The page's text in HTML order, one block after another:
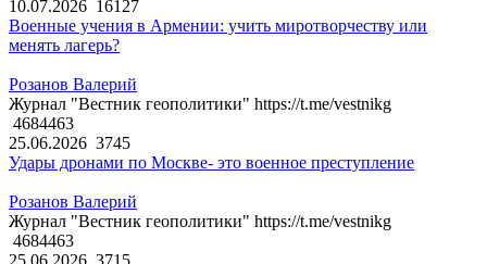
10.07.2026 16127
Военные учения в Армении: учить миротворчеству или
менять лагерь?
Розанов Валерий
Журнал "Вестник геополитики" https://t.me/vestnikg
4684463
25.06.2026 3745
Удары дронами по Москве- это военное преступление
Розанов Валерий
Журнал "Вестник геополитики" https://t.me/vestnikg
4684463